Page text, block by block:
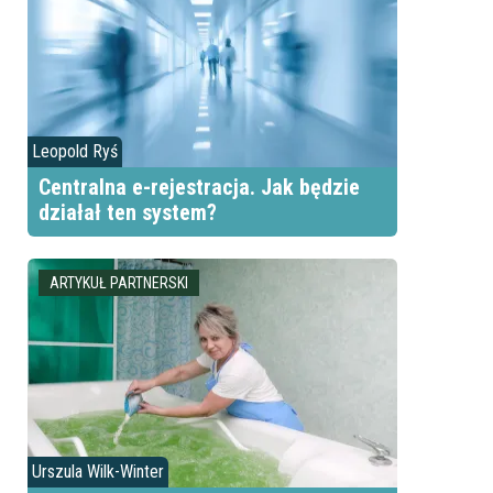
Leopold Ryś
Centralna e-rejestracja. Jak będzie
działał ten system?
ARTYKUŁ PARTNERSKI
Urszula Wilk-Winter